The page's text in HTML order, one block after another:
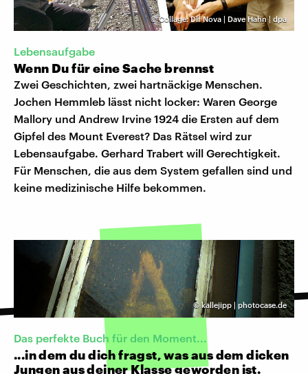
©Collage: Dlf Nova | Dave Hahn | dpa
Lebensaufgabe
Wenn Du für eine Sache brennst
Zwei Geschichten, zwei hartnäckige Menschen.
Jochen Hemmleb lässt nicht locker: Waren George
Mallory und Andrew Irvine 1924 die Ersten auf dem
Gipfel des Mount Everest? Das Rätsel wird zur
Lebensaufgabe. Gerhard Trabert will Gerechtigkeit.
Für Menschen, die aus dem System gefallen sind und
keine medizinische Hilfe bekommen.
© kallejipp | photocase.de
Das perfekte Buch für den Moment...
...in dem du dich fragst, was aus dem dicken
Jungen aus deiner Klasse geworden ist.